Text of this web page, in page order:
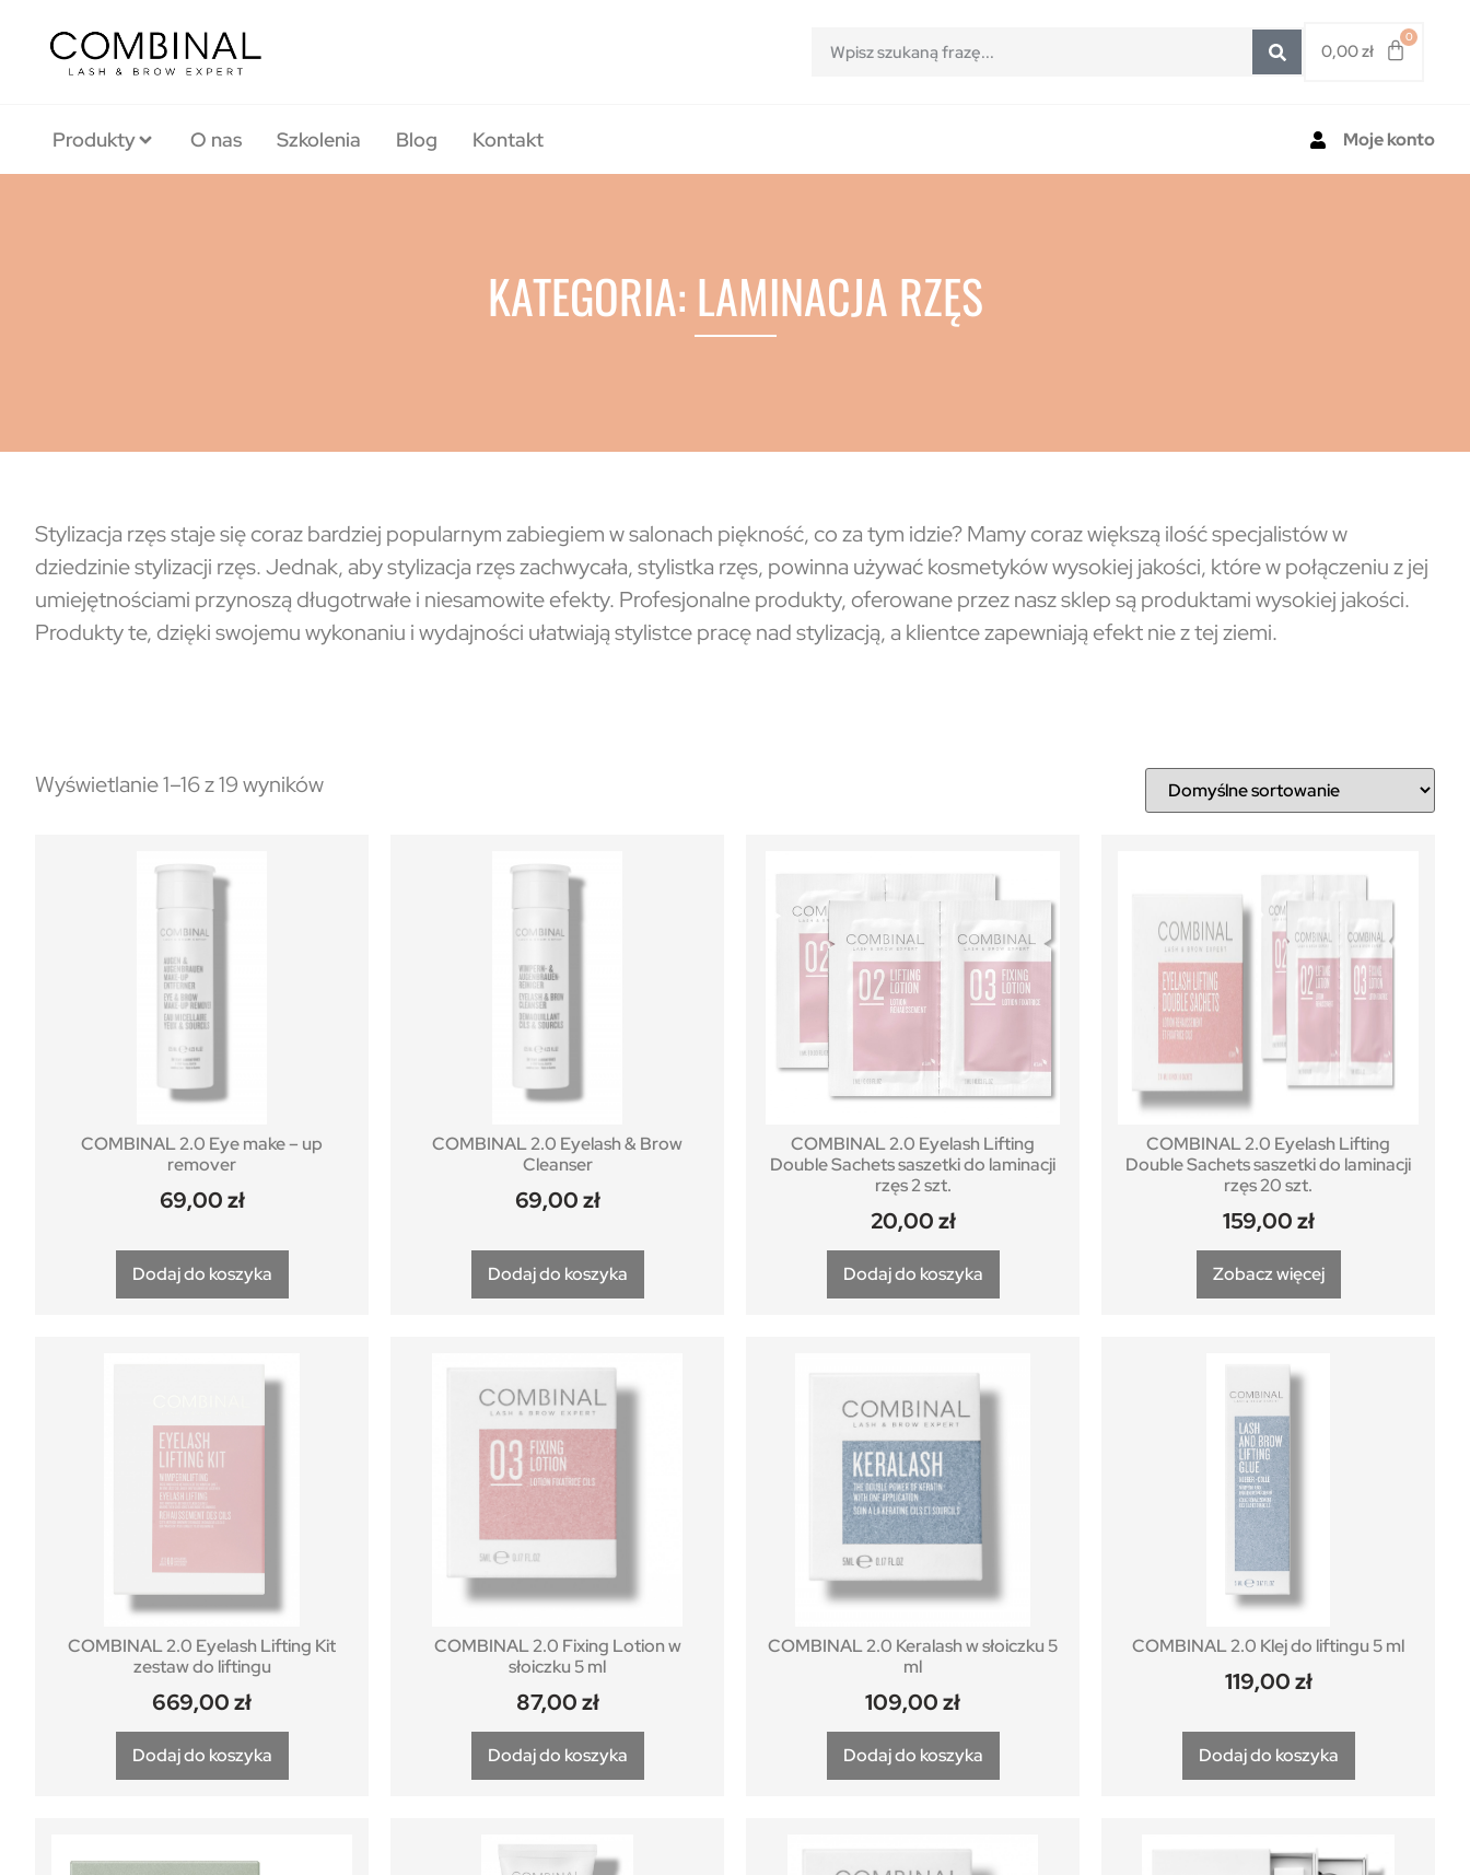
0,00zł
0
Produkty O nas Szkolenia Blog Kontakt Moje konto
KATEGORIA: LAMINACJA RZĘS
Stylizacja rzęs staje się coraz bardziej popularnym zabiegiem w salonach piękność, co za tym idzie? Mamy coraz większą ilość specjalistów w
dziedzinie stylizacji rzęs. Jednak, aby stylizacja rzęs zachwycała, stylistka rzęs, powinna używać kosmetyków wysokiej jakości, które w połączeniu z jej
umiejętnościami przynoszą długotrwałe i niesamowite efekty. Profesjonalne produkty, oferowane przez nasz sklep są produktami wysokiej jakości.
Produkty te, dzięki swojemu wykonaniu i wydajności ułatwiają stylistce pracę nad stylizacją, a klientce zapewniają efekt nie z tej ziemi.
Wyświetlanie 1–16 z 19 wyników
COMBINAL 2.0 Eye make – up
remover
69,00zł
Dodaj do koszyka
COMBINAL 2.0 Eyelash & Brow
Cleanser
69,00zł
Dodaj do koszyka
COMBINAL 2.0 Eyelash Lifting
Double Sachets saszetki do laminacji
rzęs 2 szt.
20,00zł
Dodaj do koszyka
COMBINAL 2.0 Eyelash Lifting
Double Sachets saszetki do laminacji
rzęs 20 szt.
159,00zł
Zobacz więcej
COMBINAL 2.0 Eyelash Lifting Kit
zestaw do liftingu
669,00zł
Dodaj do koszyka
COMBINAL 2.0 Fixing Lotion w
słoiczku 5 ml
87,00zł
Dodaj do koszyka
COMBINAL 2.0 Keralash w słoiczku 5
ml
109,00zł
Dodaj do koszyka
COMBINAL 2.0 Klej do liftingu 5 ml
119,00zł
Dodaj do koszyka